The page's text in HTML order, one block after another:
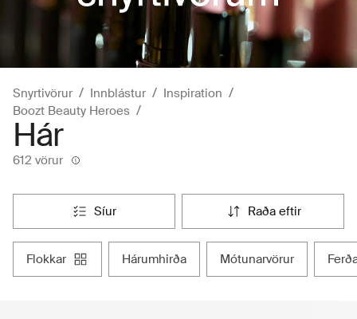
Snyrtivörur Innblástur
Inspiration
Boozt Beauty Heroes
Hár
612 vörur
síur raða eftir
flokkar hárumhirða mótunarvörur